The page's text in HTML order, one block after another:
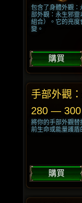
包含了身體外觀：
部外觀：永生邪靈
組合）。它的亮
變。
購買
手部外觀
280 — 300
將你的手部外觀替
前生命或能量護盾
購買